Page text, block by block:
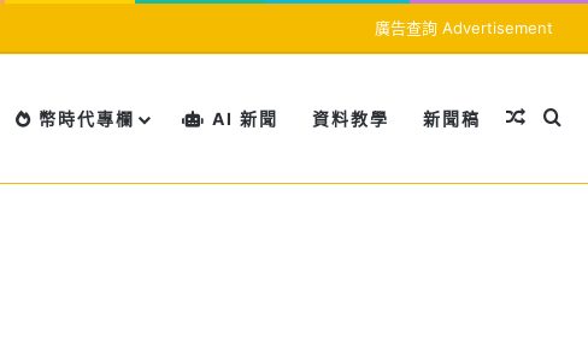
廣告查詢 Advertisement
幣時代專欄 AI 新聞 資料教學 新聞稿 隨機文
搜